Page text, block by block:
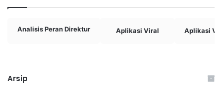
Analisis Peran Direktur Aplikasi Viral Aplikasi
Arsip